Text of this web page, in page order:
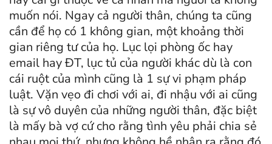
muốn nói. Ngay cả người thân, chúng ta cũng
cần để họ có 1 không gian, một khoảng thời
gian riêng tư của họ. Lục lọi phòng ốc hay
email hay ĐT, lục tủ của người khác dù là con
cái ruột của mình cũng là 1 sự vi phạm pháp
luật. Vặn vẹo đi chơi với ai, đi nhậu với ai cũng
là sự vô duyên của những người thân, đặc biệt
là mấy bà vợ cứ cho rằng tình yêu phải chia sẻ